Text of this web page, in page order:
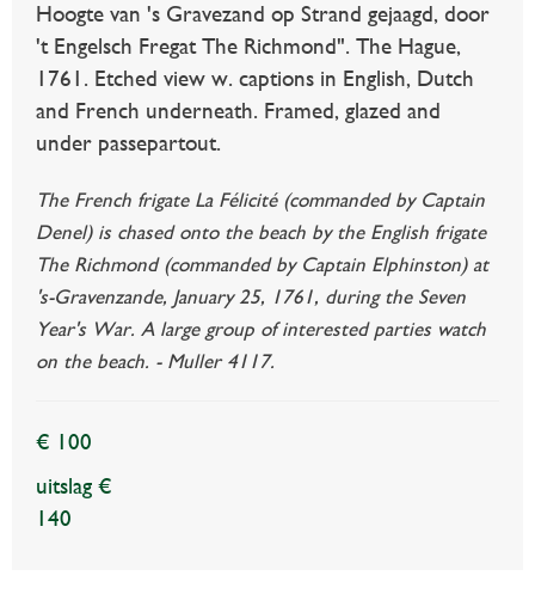
Hoogte van 's Gravezand op Strand gejaagd, door
't Engelsch Fregat The Richmond". The Hague,
1761. Etched view w. captions in English, Dutch
and French underneath. Framed, glazed and
under passepartout.
The French frigate La Félicité (commanded by Captain
Denel) is chased onto the beach by the English frigate
The Richmond (commanded by Captain Elphinston) at
's-Gravenzande, January 25, 1761, during the Seven
Year's War. A large group of interested parties watch
on the beach. - Muller 4117.
€ 100
uitslag €
140